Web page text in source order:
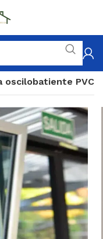
oscilobatiente PVC